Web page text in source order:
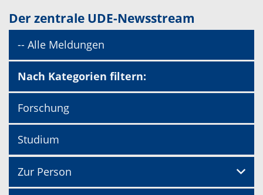
Der zentrale UDE-Newsstream
-- Alle Meldungen
Nach Kategorien filtern:
Forschung
Studium
Zur Person